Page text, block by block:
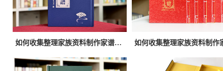
如何收集整理家族资料制作家谱？系统方法与实操流程指南